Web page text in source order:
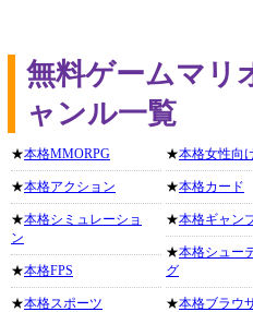
無料ゲームマリ
ャンル一覧
★本格MMORPG
★本格アクション
★本格シミュレーショ
ン
★本格FPS
★本格スポーツ
★本格女性向
★本格カード
★本格ギャン
★本格シュー
グ
★本格ブラウ